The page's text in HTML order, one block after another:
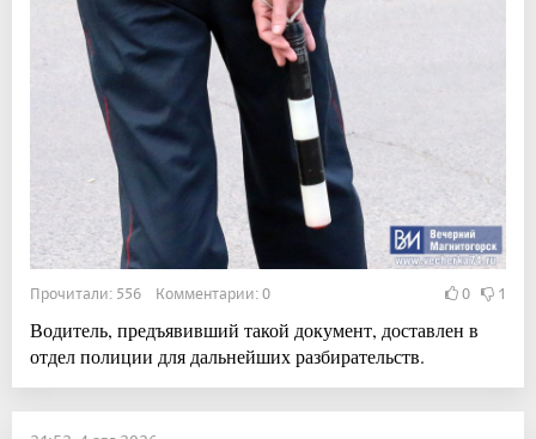
Прочитали: 556 Комментарии: 0 0 1
Водитель, предъявивший такой документ, доставлен в
отдел полиции для дальнейших разбирательств.